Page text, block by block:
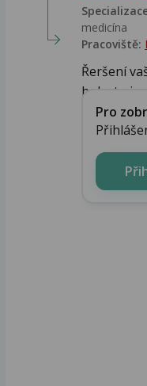
medicína‎
Pracoviště:
Řeršení
bolestmi
Pro